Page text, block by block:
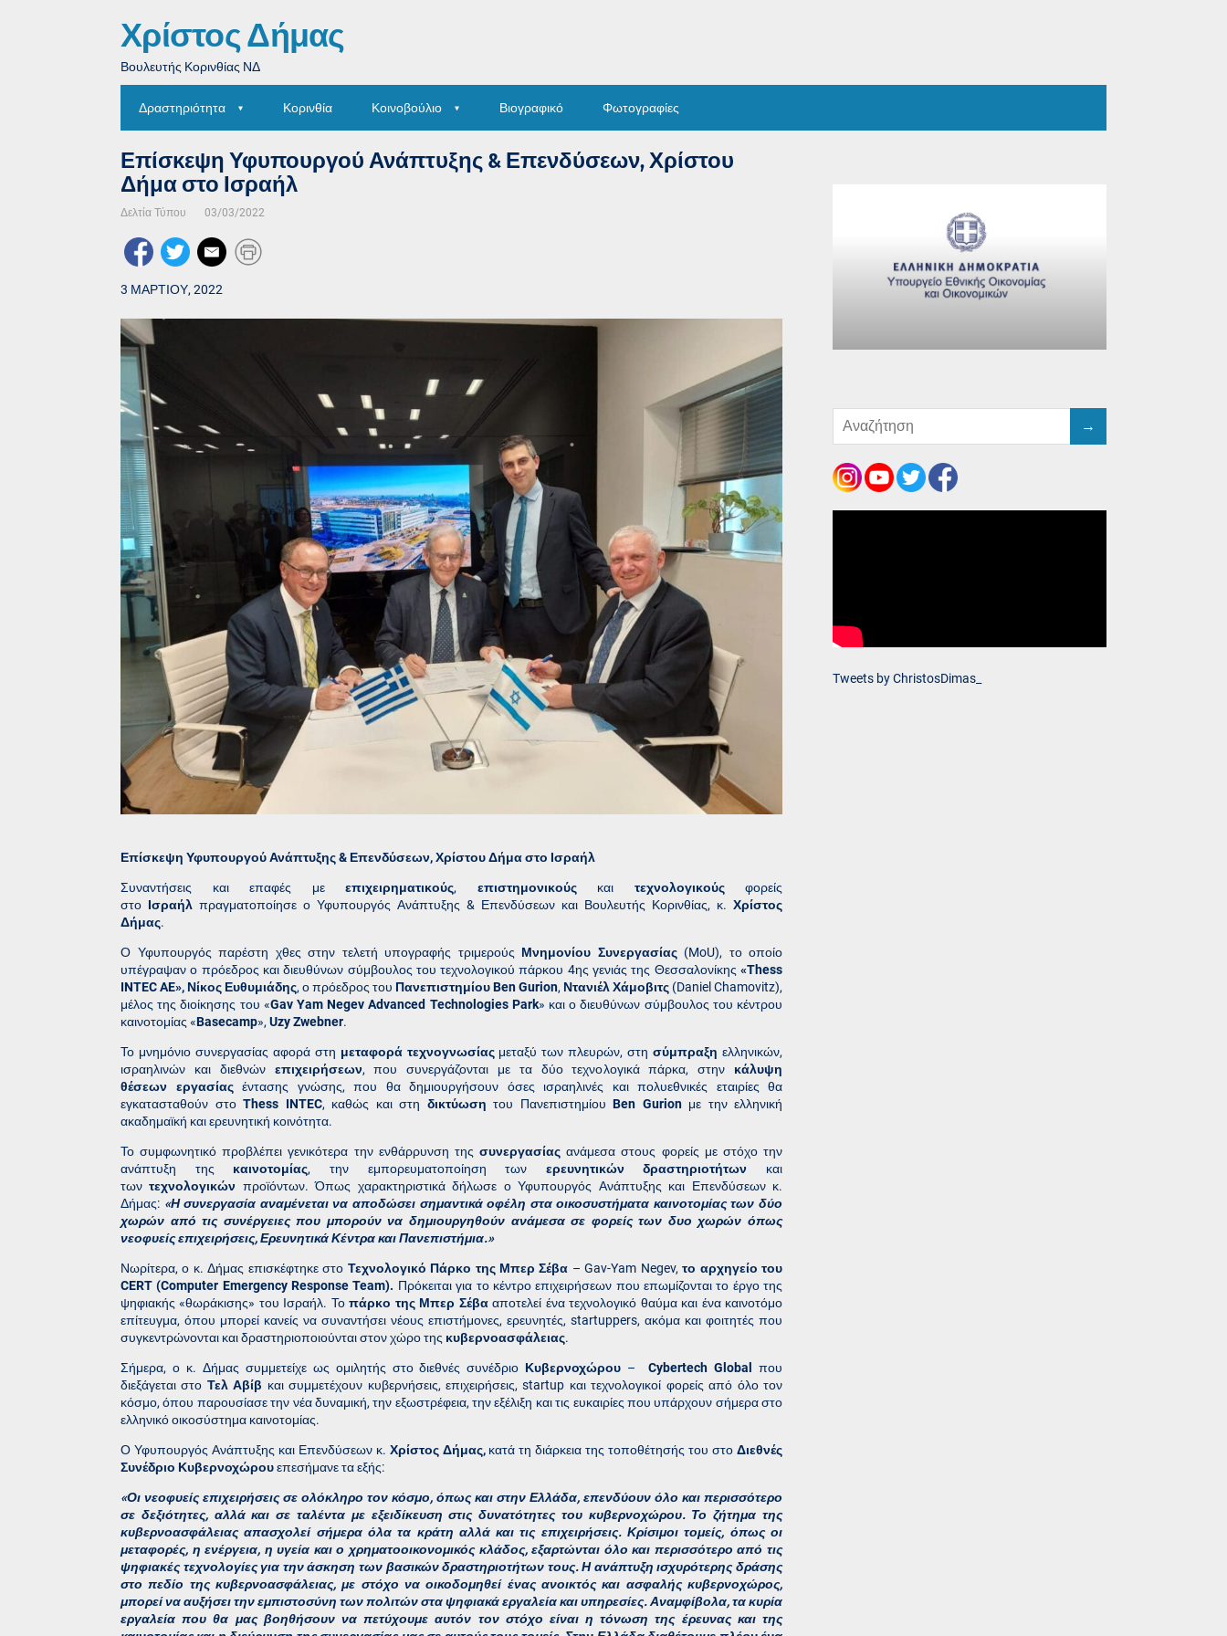
Χρίστος Δήμας
Βουλευτής Κορινθίας ΝΔ
Δραστηριότητα Κορινθία Κοινοβούλιο Βιογραφικό Φωτογραφίες
Επίσκεψη Υφυπουργού Ανάπτυξης & Επενδύσεων, Χρίστου
Δήμα στο Ισραήλ
Δελτία Τύπου 03/03/2022
3 ΜΑΡΤΙΟΥ, 2022
Επίσκεψη Υφυπουργού Ανάπτυξης & Επενδύσεων, Χρίστου Δήμα στο Ισραήλ
Συναντήσεις και επαφές με επιχειρηματικούς, επιστημονικούςκαι τεχνολογικούςφορείς
στο Ισραήλ πραγματοποίησε ο Υφυπουργός Ανάπτυξης & Επενδύσεων και Βουλευτής Κορινθίας, κ. Χρίστος
Δήμας.
Ο Υφυπουργός παρέστη χθες στην τελετή υπογραφής τριμερούς Μνημονίου Συνεργασίας(MoU), το οποίο
υπέγραψαν ο πρόεδρος και διευθύνων σύμβουλος του τεχνολογικού πάρκου 4ης γενιάς της Θεσσαλονίκης «Thess
INTEC AE», Νίκος Ευθυμιάδης, ο πρόεδρος του Πανεπιστημίου Ben Gurion, Ντανιέλ Χάμοβιτς (Daniel Chamovitz),
μέλος της διοίκησης του «Gav Yam Negev Advanced Technologies Park» και ο διευθύνων σύμβουλος του κέντρου
καινοτομίας «Basecamp», Uzy Zwebner.
Το μνημόνιο συνεργασίας αφορά στη μεταφορά τεχνογνωσίαςμεταξύ των πλευρών, στησύμπραξη ελληνικών,
ισραηλινών και διεθνών επιχειρήσεων, που συνεργάζονται με τα δύο τεχνολογικά πάρκα, στην κάλυψη
θέσεων
εργασίαςέντασης γνώσης, που θα δημιουργήσουν όσες ισραηλινές και πολυεθνικές εταιρίες θα
εγκατασταθούν στο Thess INTEC, καθώς και στη δικτύωση του Πανεπιστημίου Ben Gurionμε την ελληνική
ακαδημαϊκή και ερευνητική κοινότητα.
Το συμφωνητικό προβλέπει γενικότερα την ενθάρρυνση τηςσυνεργασίας ανάμεσα στους φορείς με στόχο την
ανάπτυξη της καινοτομίας, την εμπορευματοποίηση των ερευνητικών δραστηριοτήτων και
τωντεχνολογικών προϊόντων. Όπως χαρακτηριστικά δήλωσε ο Υφυπουργός Ανάπτυξης και Επενδύσεων κ.
Δήμας: «Η συνεργασία αναμένεται να αποδώσει σημαντικά οφέλη στα οικοσυστήματα καινοτομίας των δύο
χωρών από τις συνέργειες που μπορούν να δημιουργηθούν ανάμεσα σε φορείς των δυο χωρών όπως
νεοφυείς επιχειρήσεις, Ερευνητικά Κέντρα και Πανεπιστήμια.»
Νωρίτερα, ο κ. Δήμας επισκέφτηκε στο Τεχνολογικό Πάρκο της Μπερ Σέβα – Gav-Yam Negev,το αρχηγείο του
CERT (Computer Emergency Response Team). Πρόκειται για το κέντρο επιχειρήσεων που επωμίζονται το έργο της
ψηφιακής «θωράκισης» του Ισραήλ. Τοπάρκο της Μπερ Σέβααποτελεί ένα τεχνολογικό θαύμα και ένα καινοτόμο
επίτευγμα, όπου μπορεί κανείς να συναντήσει νέους επιστήμονες, ερευνητές, startuppers, ακόμα και φοιτητές που
συγκεντρώνονται και δραστηριοποιούνται στον χώρο της κυβερνοασφάλειας.
Σήμερα, ο κ. Δήμας συμμετείχε ως ομιλητής στο διεθνές συνέδριο Κυβερνοχώρου –Cybertech Global
που
διεξάγεται στο Τελ Αβίβ και συμμετέχουν κυβερνήσεις, επιχειρήσεις, startup και τεχνολογικοί φορείς από όλο τον
κόσμο, όπου παρουσίασε την νέα δυναμική, την εξωστρέφεια, την εξέλιξη και τις ευκαιρίες που υπάρχουν σήμερα στο
ελληνικό οικοσύστημα καινοτομίας.
Ο Υφυπουργός Ανάπτυξης και Επενδύσεων κ. Χρίστος Δήμας, κατά τη διάρκεια της τοποθέτησής του στοΔιεθνές
Συνέδριο Κυβερνοχώρουεπεσήμανε τα εξής:
«Οι νεοφυείς επιχειρήσεις σε ολόκληρο τον κόσμο, όπως και στην Ελλάδα, επενδύουν όλο και περισσότερο
σε δεξιότητες, αλλά και σε ταλέντα με εξειδίκευση στις δυνατότητες του κυβερνοχώρου. Το ζήτημα της
κυβερνοασφάλειας απασχολεί σήμερα όλα τα κράτη αλλά και τις επιχειρήσεις. Κρίσιμοι τομείς, όπως οι
μεταφορές, η ενέργεια, η υγεία και ο χρηματοοικονομικός κλάδος, εξαρτώνται όλο και περισσότερο από τις
ψηφιακές τεχνολογίες για την άσκηση των βασικών δραστηριοτήτων τους. Η ανάπτυξη ισχυρότερης δράσης
στο πεδίο της κυβερνοασφάλειας, με στόχο να οικοδομηθεί ένας ανοικτός και ασφαλής κυβερνοχώρος,
μπορεί να αυξήσει την εμπιστοσύνη των πολιτών στα ψηφιακά εργαλεία και υπηρεσίες. Αναμφίβολα, τα κυρία
εργαλεία που θα μας βοηθήσουν να πετύχουμε αυτόν τον στόχο είναι η τόνωση της έρευνας και της
Tweets by ChristosDimas_